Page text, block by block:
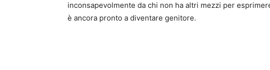
inconsapevolmente da chi non ha altri mezzi per
è ancora pronto a diventare genitore.